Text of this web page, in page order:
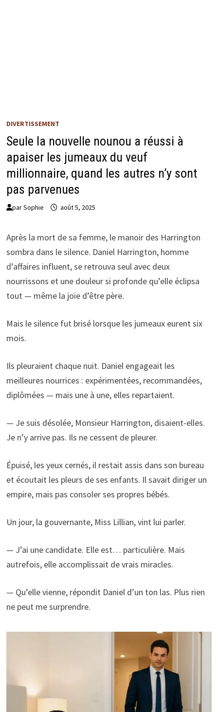
DIVERTISSEMENT
Seule la nouvelle nounou a réussi à
apaiser les jumeaux du veuf
millionnaire, quand les autres n’y sont
pas parvenues
parSophie août 5, 2025
Après la mort de sa femme, le manoir des Harrington
sombra dans le silence. Daniel Harrington, homme
d’affaires influent, se retrouva seul avec deux
nourrissons et une douleur si profonde qu’elle éclipsa
tout — même la joie d’être père.
Mais le silence fut brisé lorsque les jumeaux eurent six
mois.
Ils pleuraient chaque nuit. Daniel engageait les
meilleures nourrices : expérimentées, recommandées,
diplômées — mais une à une, elles repartaient.
— Je suis désolée, Monsieur Harrington, disaient-elles.
Je n’y arrive pas. Ils ne cessent de pleurer.
Épuisé, les yeux cernés, il restait assis dans son bureau
et écoutait les pleurs de ses enfants. Il savait diriger un
empire, mais pas consoler ses propres bébés.
Un jour, la gouvernante, Miss Lillian, vint lui parler.
— J’ai une candidate. Elle est… particulière. Mais
autrefois, elle accomplissait de vrais miracles.
— Qu’elle vienne, répondit Daniel d’un ton las. Plus rien
ne peut me surprendre.